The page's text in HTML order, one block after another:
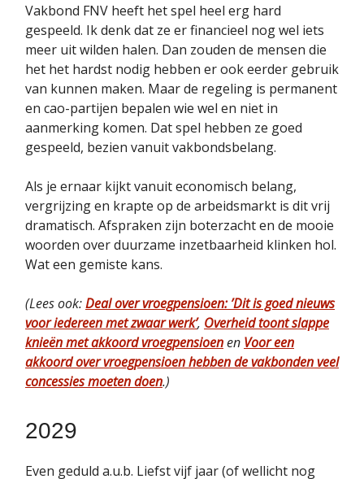
Vakbond FNV heeft het spel heel erg hard
gespeeld. Ik denk dat ze er financieel nog wel iets
meer uit wilden halen. Dan zouden de mensen die
het het hardst nodig hebben er ook eerder gebruik
van kunnen maken. Maar de regeling is permanent
en cao-partijen bepalen wie wel en niet in
aanmerking komen. Dat spel hebben ze goed
gespeeld, bezien vanuit vakbondsbelang.
Als je ernaar kijkt vanuit economisch belang,
vergrijzing en krapte op de arbeidsmarkt is dit vrij
dramatisch. Afspraken zijn boterzacht en de mooie
woorden over duurzame inzetbaarheid klinken hol.
Wat een gemiste kans.
(Lees ook:Deal over vroegpensioen: ’Dit is goed nieuws
voor iedereen met zwaar werk’, Overheid toont slappe
knieën met akkoord vroegpensioenen Voor een
akkoord over vroegpensioen hebben de vakbonden veel
concessies moeten doen.)
2029
Even geduld a.u.b. Liefst vijf jaar (of wellicht nog